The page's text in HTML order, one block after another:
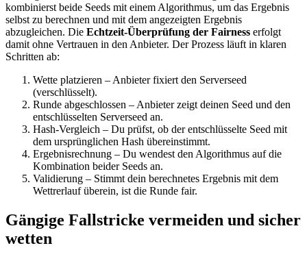
kombinierst beide Seeds mit einem Algorithmus, um das Ergebnis
selbst zu berechnen und mit dem angezeigten Ergebnis
abzugleichen. Die Echtzeit-Überprüfung der Fairness erfolgt
damit ohne Vertrauen in den Anbieter. Der Prozess läuft in klaren
Schritten ab:
Wette platzieren – Anbieter fixiert den Serverseed
(verschlüsselt).
Runde abgeschlossen – Anbieter zeigt deinen Seed und den
entschlüsselten Serverseed an.
Hash-Vergleich – Du prüfst, ob der entschlüsselte Seed mit
dem ursprünglichen Hash übereinstimmt.
Ergebnisrechnung – Du wendest den Algorithmus auf die
Kombination beider Seeds an.
Validierung – Stimmt dein berechnetes Ergebnis mit dem
Wettrerlauf überein, ist die Runde fair.
Gängige Fallstricke vermeiden und sicher
wetten